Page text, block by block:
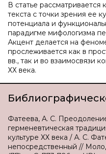
В статье рассматривается
текста с точки зрения ее
потенциала и
парадигме мифологизма
Акцент делается на
прослеживается как в
вв., так и во взаимосвязи
ХХ века.
Фатеева, А. С.
герменевтическая
культуре ХХ века / А. С.
непосредственный //